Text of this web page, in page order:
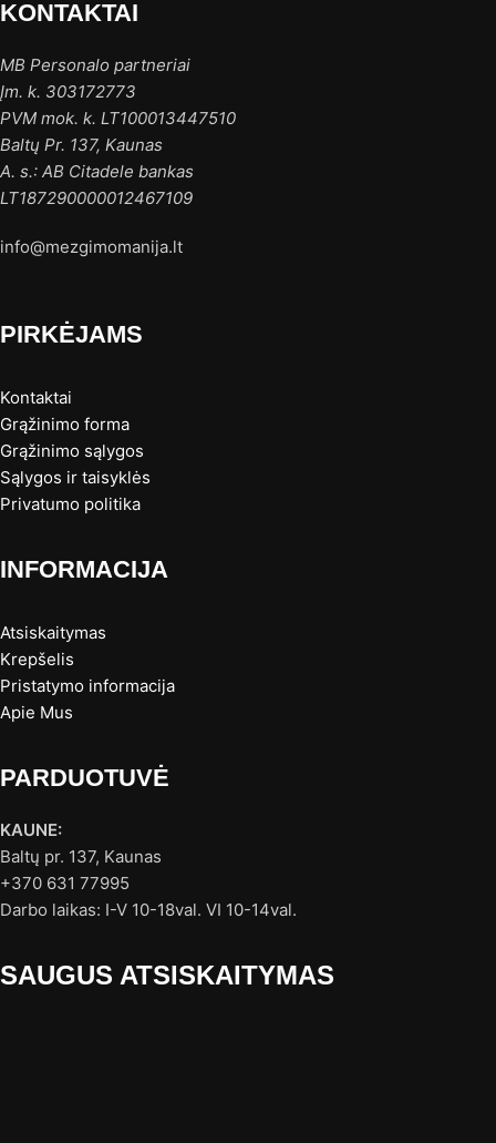
KONTAKTAI
MB Personalo partneriai
Įm. k. 303172773
PVM mok. k. LT100013447510
Baltų Pr. 137, Kaunas
A. s.: AB Citadele bankas
LT187290000012467109
info@mezgimomanija.lt
PIRKĖJAMS
Kontaktai
Grąžinimo forma
Grąžinimo sąlygos
Sąlygos ir taisyklės
Privatumo politika
INFORMACIJA
Atsiskaitymas
Krepšelis
Pristatymo informacija
Apie Mus
PARDUOTUVĖ
KAUNE:
Baltų pr. 137, Kaunas
+370 631 77995
Darbo laikas: I-V 10-18val. VI 10-14val.
SAUGUS ATSISKAITYMAS